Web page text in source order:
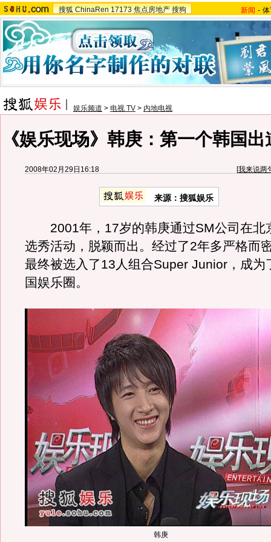
搜狐 ChinaRen 17173 焦点房地产 搜狗 新闻 -
娱乐频道 > 电视 TV > 内地电视
《娱乐现场》韩庚：第一个韩国
2008年02月29日16:18 [我来说两
来源：搜狐娱乐
2001年，17岁的韩庚通过SM公司在北
选秀活动，脱颖而出。经过了2年多严格而
最终被选入了13人组合Super Junior，成为
国娱乐圈。
韩庚